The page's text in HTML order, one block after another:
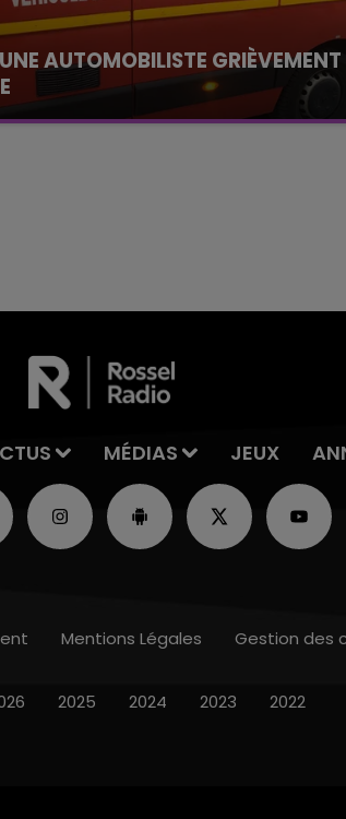
AUTOMOBILISTE GRIÈVEMENT
s'est retrouvée piégée dans
MÉDIAS JEUX
Mentions Légales Gestion des
2025 2024 2023 2022